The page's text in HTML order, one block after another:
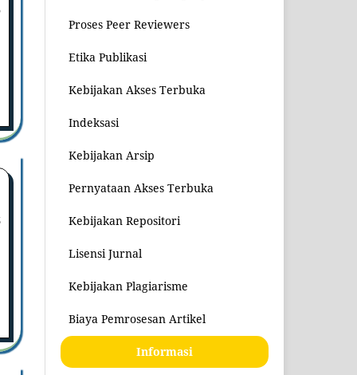
Proses Peer Reviewers
Etika Publikasi
Kebijakan Akses Terbuka
Indeksasi
Kebijakan Arsip
Pernyataan Akses Terbuka
Kebijakan Repositori
Lisensi Jurnal
Kebijakan Plagiarisme
Biaya Pemrosesan Artikel
Informasi